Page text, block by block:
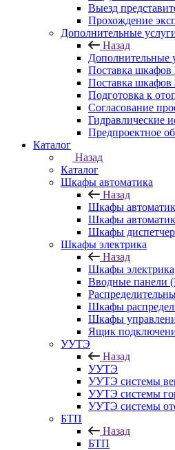
Выезд
Прохождение
Дополнительные
Назад
Дополнительные
Поставка
Поставка шкафов
Подготовка к
Согласование
Гидравлические
Предпроектное
Каталог
Назад
Каталог
Шкафы автоматика
Назад
Шкафы
Шкафы
Шкафы
Шкафы электрика
Назад
Шкафы электрика
Вводные панели
Шкафы
Шкафы
Ящик
УУТЭ
Назад
УУТЭ
УУТЭ системы
УУТЭ системы
УУТЭ системы
БТП
Назад
БТП